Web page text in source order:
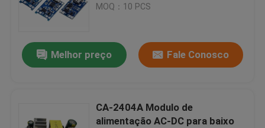
Início
funções duplas
MOQ：10 PCS
Melhor preço Fale Conosco
CA-2404A Modulo de
alimentação AC-DC para baixo